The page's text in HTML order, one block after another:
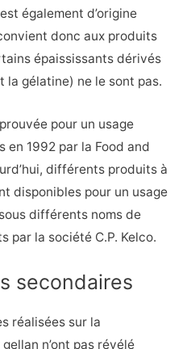
également d’origine
donc aux produits
épaississants dérivés
la gélatine) ne le sont pas.
pour un usage
en 1992 par la Food and
différents produits à
disponibles pour un usage
différents noms de
par la société C.P. Kelco.
secondaires
réalisées sur la
n’ont pas révélé